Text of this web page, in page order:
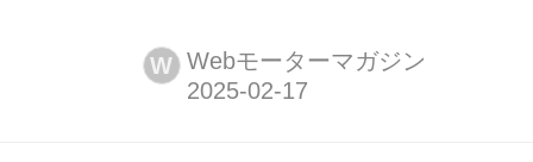
presents Attack Tsukuba(アタック筑
波)2025」において、ヒョンデ アイオ
W Webモーターマガジン